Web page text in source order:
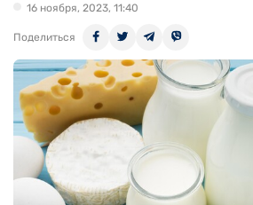
16 ноября, 2023, 11:40
Поделиться